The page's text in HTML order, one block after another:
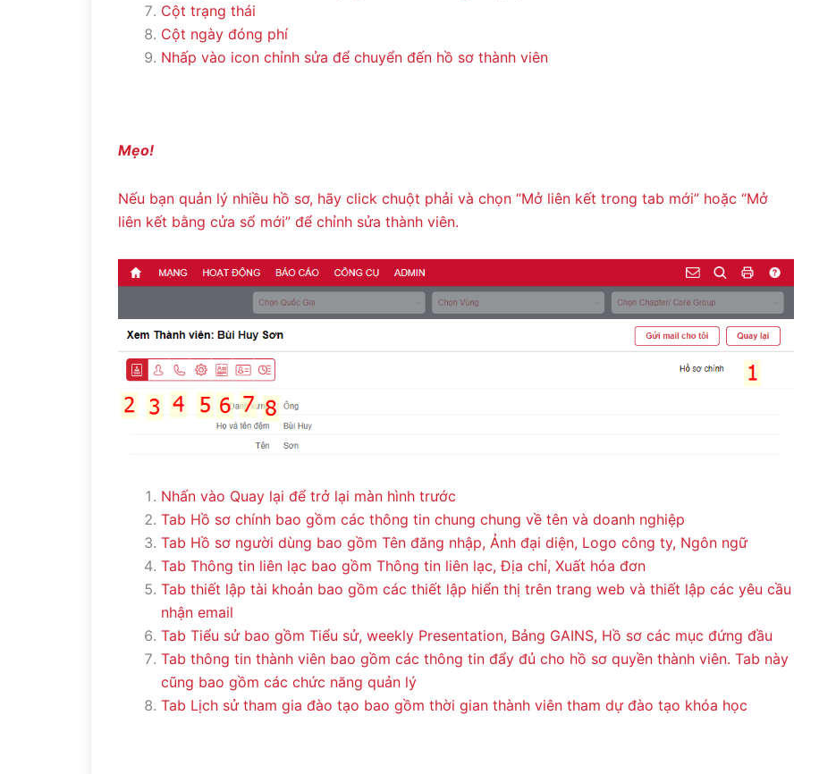
Cột trạng thái
Cột ngày đóng phí
Nhấp vào icon chỉnh sửa để chuyển đến hồ sơ thành viên
Mẹo!
Nếu bạn quản lý nhiều hồ sơ, hãy click chuột phải và chọn “Mở liên kết trong tab mới” hoặc “Mở
liên kết bằng cửa sổ mới” để chỉnh sửa thành viên.
Nhấn vào Quay lại để trở lại màn hình trước
Tab Hồ sơ chính bao gồm các thông tin chung chung về tên và doanh nghiệp
Tab Hồ sơ người dùng bao gồm Tên đăng nhập, Ảnh đại diện, Logo công ty, Ngôn ngữ
Tab Thông tin liên lạc bao gồm Thông tin liên lạc, Địa chỉ, Xuất hóa đơn
Tab thiết lập tài khoản bao gồm các thiết lập hiển thị trên trang web và thiết lập các yêu cầu
nhận email
Tab Tiểu sử bao gồm Tiểu sử, weekly Presentation, Bảng GAINS, Hồ sơ các mục đứng đầu
Tab thông tin thành viên bao gồm các thông tin đẩy đủ cho hồ sơ quyền thành viên. Tab này
cũng bao gồm các chức năng quản lý
Tab Lịch sử tham gia đào tạo bao gồm thời gian thành viên tham dự đào tạo khóa học